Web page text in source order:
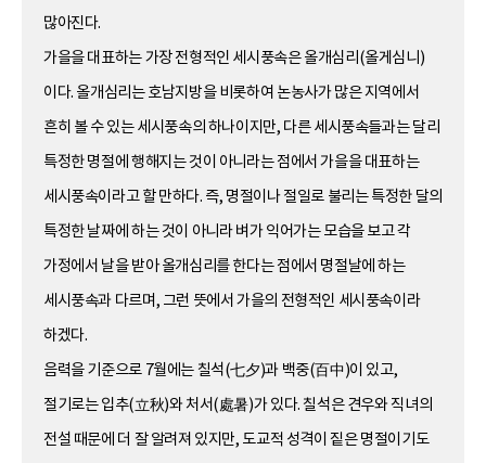
많아진다.
가을을 대표하는 가장 전형적인 세시풍속은 올개심리(올게심니)
이다. 올개심리는 호남지방을 비롯하여 논농사가 많은 지역에서
흔히 볼 수 있는 세시풍속의 하나이지만, 다른 세시풍속들과는 달리
특정한 명절에 행해지는 것이 아니라는 점에서 가을을 대표하는
세시풍속이라고 할 만하다. 즉, 명절이나 절일로 불리는 특정한 달의
특정한 날짜에 하는 것이 아니라 벼가 익어가는 모습을 보고 각
가정에서 날을 받아 올개심리를 한다는 점에서 명절날에 하는
세시풍속과 다르며, 그런 뜻에서 가을의 전형적인 세시풍속이라
하겠다.
음력을 기준으로 7월에는 칠석(七夕)과 백중(百中)이 있고,
절기로는 입추(立秋)와 처서(處暑)가 있다. 칠석은 견우와 직녀의
전설 때문에 더 잘 알려져 있지만, 도교적 성격이 짙은 명절이기도